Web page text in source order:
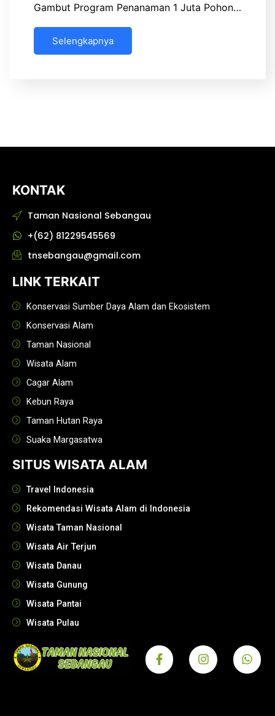
Gambut Program Penanaman 1 Juta Pohon…
Selengkapnya
KONTAK
Taman Nasional Sebangau
+(62) 81229545569
tnsebangau@gmail.com
LINK TERKAIT
Konservasi Sumber Daya Alam dan Ekosistem
Konservasi Alam
Taman Nasional
Wisata Alam
Cagar Alam
Kebun Raya
Taman Hutan Raya
Suaka Margasatwa
SITUS WISATA ALAM
Travel Indonesia
Rekomendasi Wisata Alam di Indonesia
Wisata Taman Nasional
Wisata Air Terjun
Wisata Danau
Wisata Gunung
Wisata Pantai
Wisata Pulau